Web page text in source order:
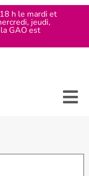
h le mardi et
jeudi,
GAO est